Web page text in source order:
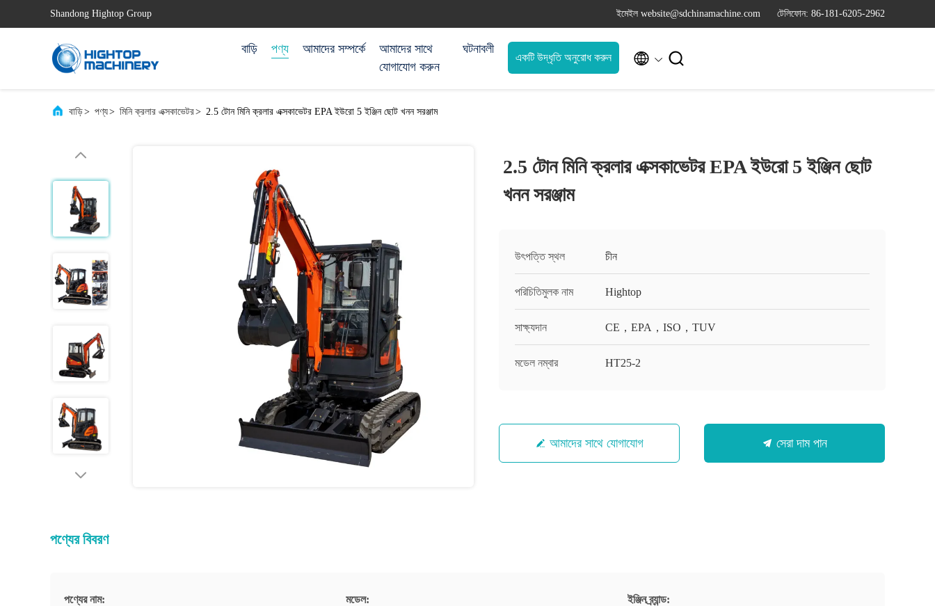
Shandong Hightop Group ইমেইল website@sdchinamachine.com টেলিফোন: 86-181-6205-2962
বাড়ি পণ্য আমাদের সম্পর্কে
আমাদের সাথে
যোগাযোগ করুন
ঘটনাবলী
একটি উদ্ধৃতি অনুরোধ করুন  
বাড়ি> পণ্য> মিনি ক্রলার এক্সকাভেটর> 2.5 টোন মিনি ক্রলার এক্সকাভেটর EPA ইউরো 5 ইঞ্জিন ছোট খনন সরঞ্জাম
2.5 টোন মিনি ক্রলার এক্সকাভেটর EPA ইউরো 5 ইঞ্জিন ছোট
খনন সরঞ্জাম
উৎপত্তি স্থল চীন
পরিচিতিমুলক নাম Hightop
সাক্ষ্যদান CE，EPA，ISO，TUV
মডেল নম্বার HT25-2
আমাদের সাথে যোগাযোগ সেরা দাম পান
পণ্যের বিবরণ
পণ্যের নাম: মডেল: ইঞ্জিন ব্র্যান্ড: